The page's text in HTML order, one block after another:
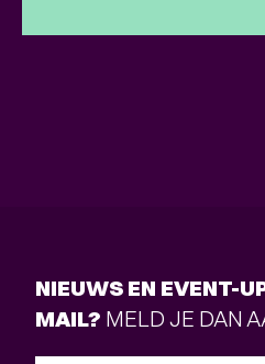
NIEUWS EN EVENT-
MAIL? MELD JE DAN